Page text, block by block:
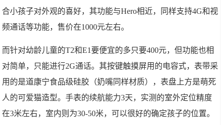
合小孩子对外观的喜好，其功能与Hero相近，同样支持4G和视
频通话等功能，售价在1000元左右。
而针对幼龄儿童的T2和E1要便宜的多只要400元，但功能也相
对简单，只能进行2G通话。其按键触摸屏用的电容式，表带采
用的是道康宁食品级硅胶（奶嘴同样材质），表盘上方是萌死
人的可爱猫造型。手表的续航能力3天，实测的室外定位精度
在3米左右，室内则为30-50米，可以很好的确定孩子的位置。